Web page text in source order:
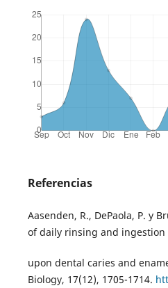
Referencias
Aasenden, R., DePaola, P. y
of daily rinsing and
upon dental caries and
Biology, 17(12), 1705-1714.